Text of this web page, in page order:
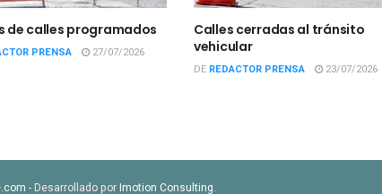
de calles programados
PRENSA 27/07/2026
Calles cerradas al tránsito
vehicular
DE REDACTOR PRENSA 23/07/2026
- Desarrollado porImotion Consulting.